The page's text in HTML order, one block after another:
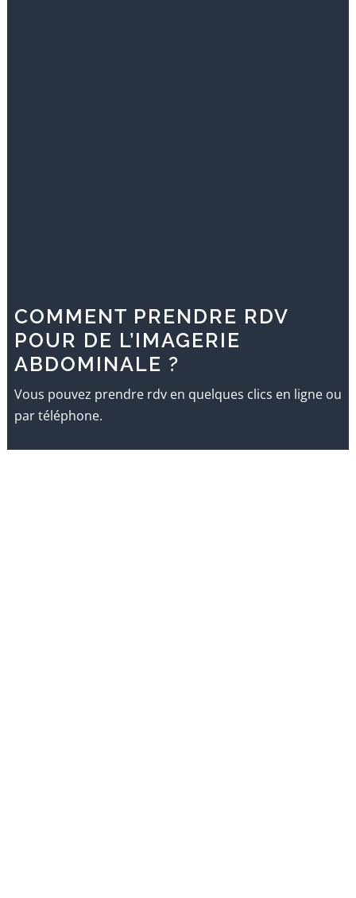
COMMENT PRENDRE RDV
POUR DE L’IMAGERIE
ABDOMINALE ?
Vous pouvez prendre rdv en quelques clics en ligne ou
par téléphone.